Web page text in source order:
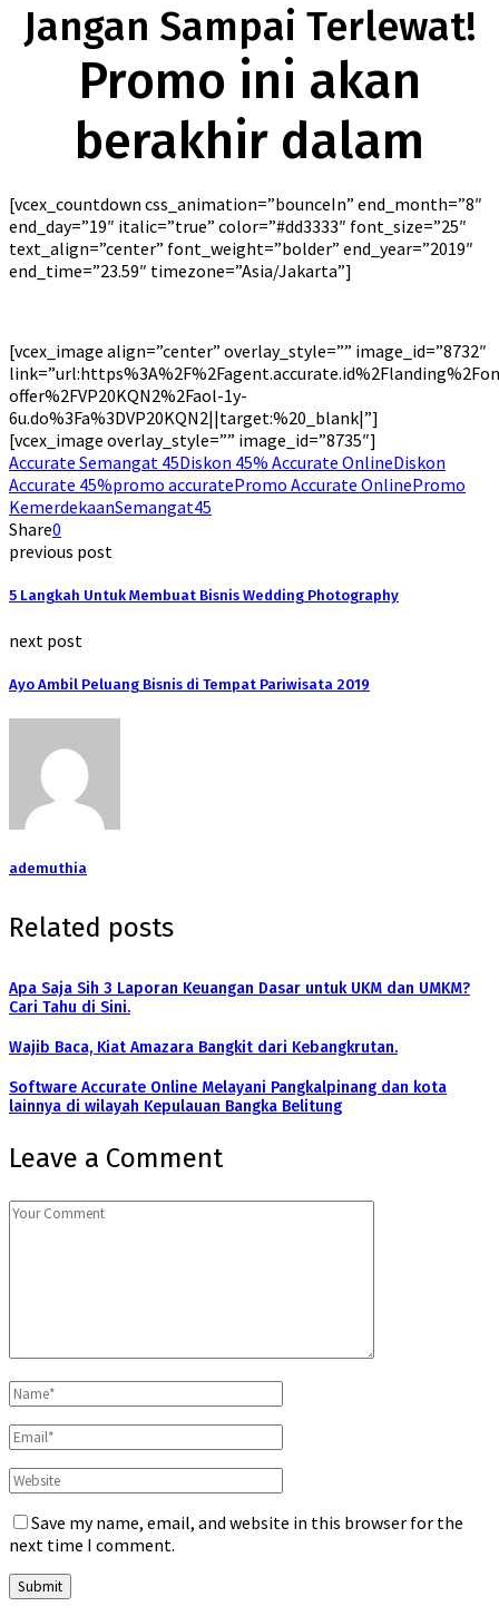
Jangan Sampai Terlewat!
Promo ini akan
berakhir dalam
[vcex_countdown css_animation=”bounceIn” end_month=”8″
end_day=”19″ italic=”true” color=”#dd3333″ font_size=”25″
text_align=”center” font_weight=”bolder” end_year=”2019″
end_time=”23.59″ timezone=”Asia/Jakarta”]
[vcex_image align=”center” overlay_style=”” image_id=”8732″
offer%2FVP20KQN2%2Faol-1y-
6u.do%3Fa%3DVP20KQN2||target:%20_blank|”]
[vcex_image overlay_style=”” image_id=”8735″]
Accurate Semangat 45Diskon 45% Accurate OnlineDiskon
Accurate 45%promo accuratePromo Accurate OnlinePromo
KemerdekaanSemangat45
Share0
previous post
5 Langkah Untuk Membuat Bisnis Wedding Photography
next post
Ayo Ambil Peluang Bisnis di Tempat Pariwisata 2019
ademuthia
Related posts
Apa Saja Sih 3 Laporan Keuangan Dasar untuk UKM dan UMKM?
Cari Tahu di Sini.
Wajib Baca, Kiat Amazara Bangkit dari Kebangkrutan.
Software Accurate Online Melayani Pangkalpinang dan kota
lainnya di wilayah Kepulauan Bangka Belitung
Leave a Comment
Save my name, email, and website in this browser for the
next time I comment.